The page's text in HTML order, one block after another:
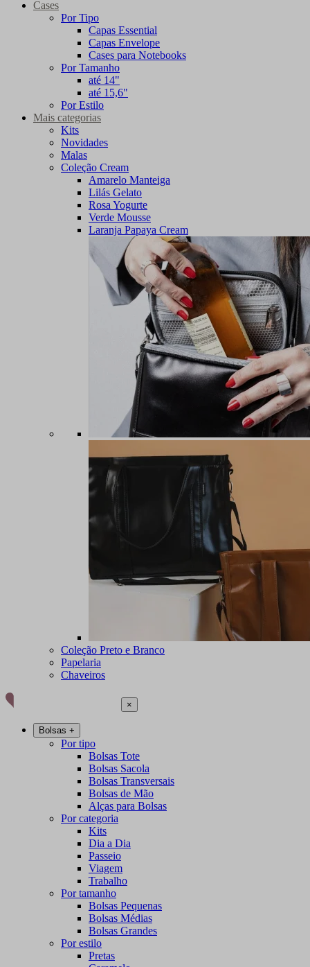
Cases
Por Tipo
Capas Essential
Capas Envelope
Cases para Notebooks
Por Tamanho
até 14"
até 15,6"
Por Estilo
Mais categorias
Kits
Novidades
Malas
Coleção Cream
Amarelo Manteiga
Lilás Gelato
Rosa Yogurte
Verde Mousse
Laranja Papaya Cream
Coleção Preto e Branco
Papelaria
Chaveiros
×
Bolsas +
Por tipo
Bolsas Tote
Bolsas Sacola
Bolsas Transversais
Bolsas de Mão
Alças para Bolsas
Por categoria
Kits
Dia a Dia
Passeio
Viagem
Trabalho
Por tamanho
Bolsas Pequenas
Bolsas Médias
Bolsas Grandes
Por estilo
Pretas